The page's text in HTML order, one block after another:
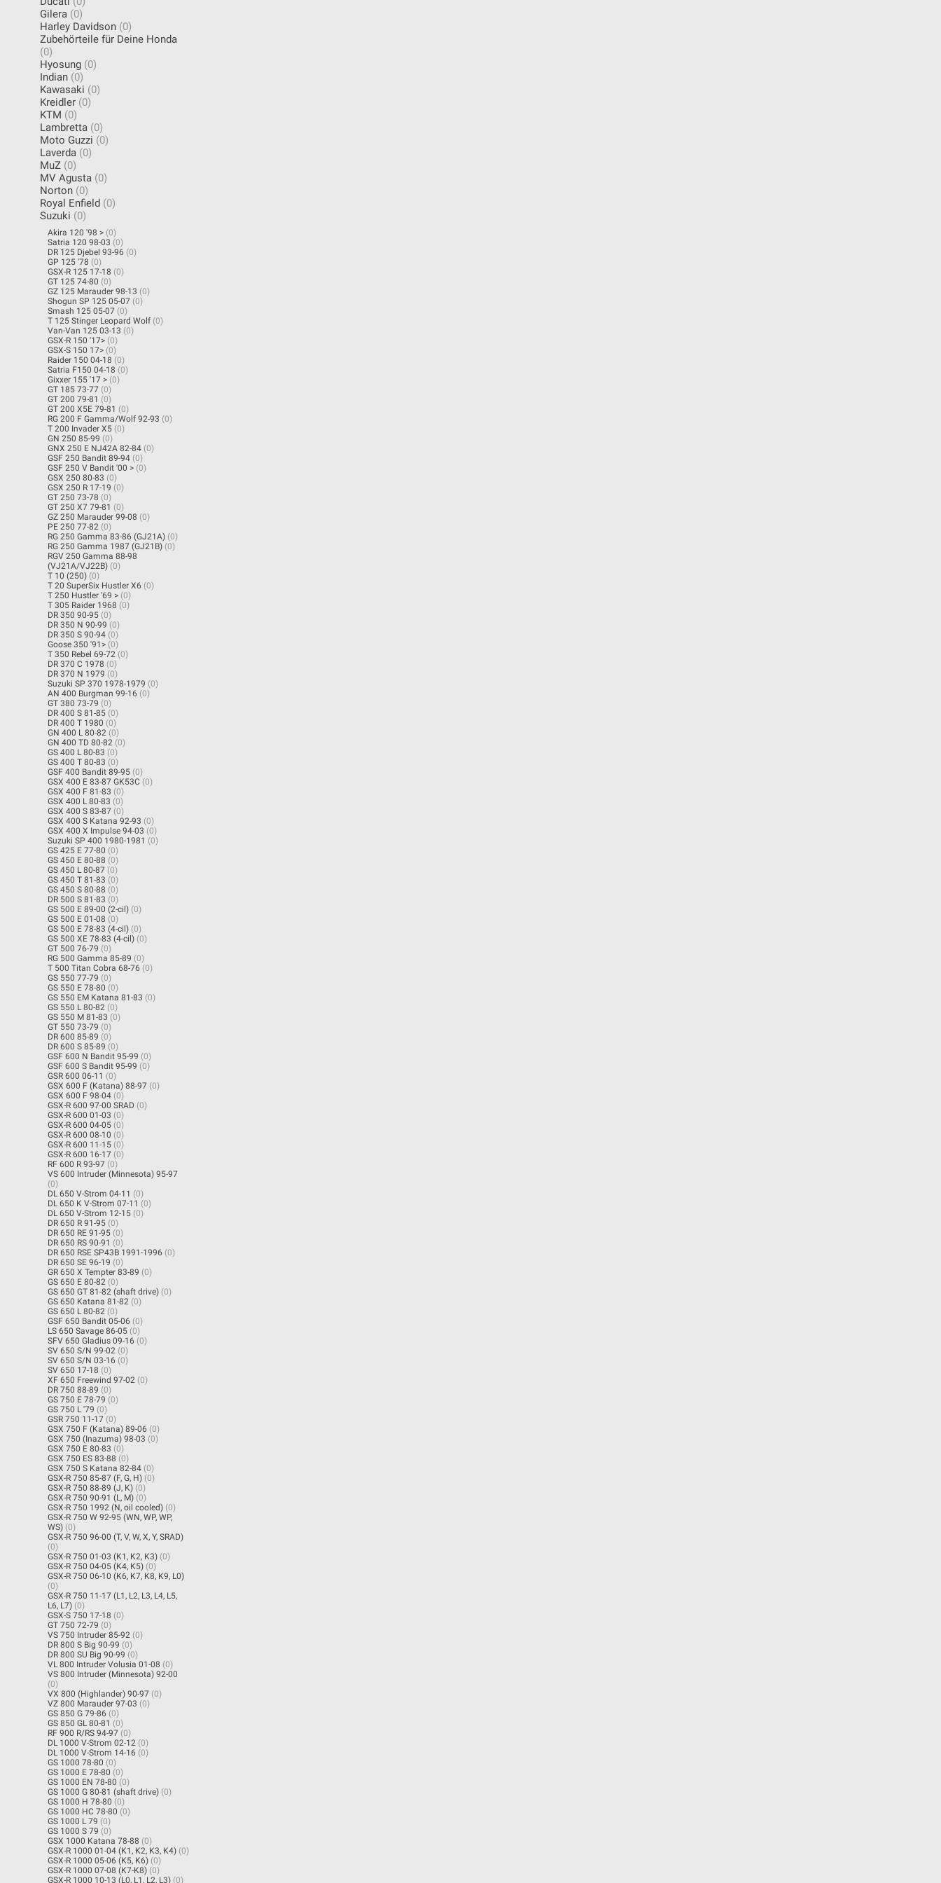
Gilera (0)
Harley Davidson (0)
Zubehörteile für Deine Honda
(0)
Hyosung (0)
Indian (0)
Kawasaki (0)
Kreidler (0)
KTM (0)
Lambretta (0)
Moto Guzzi (0)
Laverda (0)
MuZ (0)
MV Agusta (0)
Norton (0)
Royal Enfield (0)
Suzuki (0)
Akira 120 '98 > (0)
Satria 120 98-03 (0)
DR 125 Djebel 93-96 (0)
GP 125 '78 (0)
GSX-R 125 17-18 (0)
GT 125 74-80 (0)
GZ 125 Marauder 98-13 (0)
Shogun SP 125 05-07 (0)
Smash 125 05-07 (0)
T 125 Stinger Leopard Wolf (0)
Van-Van 125 03-13 (0)
GSX-R 150 '17> (0)
GSX-S 150 17> (0)
Raider 150 04-18 (0)
Satria F150 04-18 (0)
Gixxer 155 '17 > (0)
GT 185 73-77 (0)
GT 200 79-81 (0)
GT 200 X5E 79-81 (0)
RG 200 F Gamma/Wolf 92-93 (0)
T 200 Invader X5 (0)
GN 250 85-99 (0)
GNX 250 E NJ42A 82-84 (0)
GSF 250 Bandit 89-94 (0)
GSF 250 V Bandit '00 > (0)
GSX 250 80-83 (0)
GSX 250 R 17-19 (0)
GT 250 73-78 (0)
GT 250 X7 79-81 (0)
GZ 250 Marauder 99-08 (0)
PE 250 77-82 (0)
RG 250 Gamma 83-86 (GJ21A) (0)
RG 250 Gamma 1987 (GJ21B) (0)
RGV 250 Gamma 88-98
(VJ21A/VJ22B) (0)
T 10 (250) (0)
T 20 SuperSix Hustler X6 (0)
T 250 Hustler '69 > (0)
T 305 Raider 1968 (0)
DR 350 90-95 (0)
DR 350 N 90-99 (0)
DR 350 S 90-94 (0)
Goose 350 '91> (0)
T 350 Rebel 69-72 (0)
DR 370 C 1978 (0)
DR 370 N 1979 (0)
Suzuki SP 370 1978-1979 (0)
AN 400 Burgman 99-16 (0)
GT 380 73-79 (0)
DR 400 S 81-85 (0)
DR 400 T 1980 (0)
GN 400 L 80-82 (0)
GN 400 TD 80-82 (0)
GS 400 L 80-83 (0)
GS 400 T 80-83 (0)
GSF 400 Bandit 89-95 (0)
GSX 400 E 83-87 GK53C (0)
GSX 400 F 81-83 (0)
GSX 400 L 80-83 (0)
GSX 400 S 83-87 (0)
GSX 400 S Katana 92-93 (0)
GSX 400 X Impulse 94-03 (0)
Suzuki SP 400 1980-1981 (0)
GS 425 E 77-80 (0)
GS 450 E 80-88 (0)
GS 450 L 80-87 (0)
GS 450 T 81-83 (0)
GS 450 S 80-88 (0)
DR 500 S 81-83 (0)
GS 500 E 89-00 (2-cil) (0)
GS 500 E 01-08 (0)
GS 500 E 78-83 (4-cil) (0)
GS 500 XE 78-83 (4-cil) (0)
GT 500 76-79 (0)
RG 500 Gamma 85-89 (0)
T 500 Titan Cobra 68-76 (0)
GS 550 77-79 (0)
GS 550 E 78-80 (0)
GS 550 EM Katana 81-83 (0)
GS 550 L 80-82 (0)
GS 550 M 81-83 (0)
GT 550 73-79 (0)
DR 600 85-89 (0)
DR 600 S 85-89 (0)
GSF 600 N Bandit 95-99 (0)
GSF 600 S Bandit 95-99 (0)
GSR 600 06-11 (0)
GSX 600 F (Katana) 88-97 (0)
GSX 600 F 98-04 (0)
GSX-R 600 97-00 SRAD (0)
GSX-R 600 01-03 (0)
GSX-R 600 04-05 (0)
GSX-R 600 08-10 (0)
GSX-R 600 11-15 (0)
GSX-R 600 16-17 (0)
RF 600 R 93-97 (0)
VS 600 Intruder (Minnesota) 95-97
(0)
DL 650 V-Strom 04-11 (0)
DL 650 K V-Strom 07-11 (0)
DL 650 V-Strom 12-15 (0)
DR 650 R 91-95 (0)
DR 650 RE 91-95 (0)
DR 650 RS 90-91 (0)
DR 650 RSE SP43B 1991-1996 (0)
DR 650 SE 96-19 (0)
GR 650 X Tempter 83-89 (0)
GS 650 E 80-82 (0)
GS 650 GT 81-82 (shaft drive) (0)
GS 650 Katana 81-82 (0)
GS 650 L 80-82 (0)
GSF 650 Bandit 05-06 (0)
LS 650 Savage 86-05 (0)
SFV 650 Gladius 09-16 (0)
SV 650 S/N 99-02 (0)
SV 650 S/N 03-16 (0)
SV 650 17-18 (0)
XF 650 Freewind 97-02 (0)
DR 750 88-89 (0)
GS 750 E 78-79 (0)
GS 750 L '79 (0)
GSR 750 11-17 (0)
GSX 750 F (Katana) 89-06 (0)
GSX 750 (Inazuma) 98-03 (0)
GSX 750 E 80-83 (0)
GSX 750 ES 83-88 (0)
GSX 750 S Katana 82-84 (0)
GSX-R 750 85-87 (F, G, H) (0)
GSX-R 750 88-89 (J, K) (0)
GSX-R 750 90-91 (L, M) (0)
GSX-R 750 1992 (N, oil cooled) (0)
GSX-R 750 W 92-95 (WN, WP, WP,
WS) (0)
GSX-R 750 96-00 (T, V, W, X, Y, SRAD)
(0)
GSX-R 750 01-03 (K1, K2, K3) (0)
GSX-R 750 04-05 (K4, K5) (0)
GSX-R 750 06-10 (K6, K7, K8, K9, L0)
(0)
GSX-R 750 11-17 (L1, L2, L3, L4, L5,
L6, L7) (0)
GSX-S 750 17-18 (0)
GT 750 72-79 (0)
VS 750 Intruder 85-92 (0)
DR 800 S Big 90-99 (0)
DR 800 SU Big 90-99 (0)
VL 800 Intruder Volusia 01-08 (0)
VS 800 Intruder (Minnesota) 92-00
(0)
VX 800 (Highlander) 90-97 (0)
VZ 800 Marauder 97-03 (0)
GS 850 G 79-86 (0)
GS 850 GL 80-81 (0)
RF 900 R/RS 94-97 (0)
DL 1000 V-Strom 02-12 (0)
DL 1000 V-Strom 14-16 (0)
GS 1000 78-80 (0)
GS 1000 E 78-80 (0)
GS 1000 EN 78-80 (0)
GS 1000 G 80-81 (shaft drive) (0)
GS 1000 H 78-80 (0)
GS 1000 HC 78-80 (0)
GS 1000 L 79 (0)
GS 1000 S 79 (0)
GSX 1000 Katana 78-88 (0)
GSX-R 1000 01-04 (K1, K2, K3, K4) (0)
GSX-R 1000 05-06 (K5, K6) (0)
GSX-R 1000 07-08 (K7-K8) (0)
GSX-R 1000 10-13 (L0, L1, L2, L3) (0)